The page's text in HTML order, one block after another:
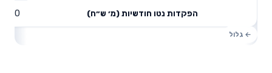
הפקדות נטו חודשיות (מ׳ ש״ח) 0